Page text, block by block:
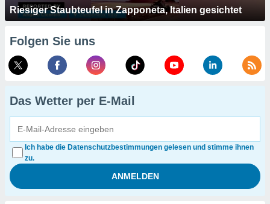
Riesiger Staubteufel in Zapponeta, Italien gesichtet
Folgen Sie uns
Das Wetter per E-Mail
Ich habe die Datenschutzbestimmungen gelesen und stimme ihnen
zu.